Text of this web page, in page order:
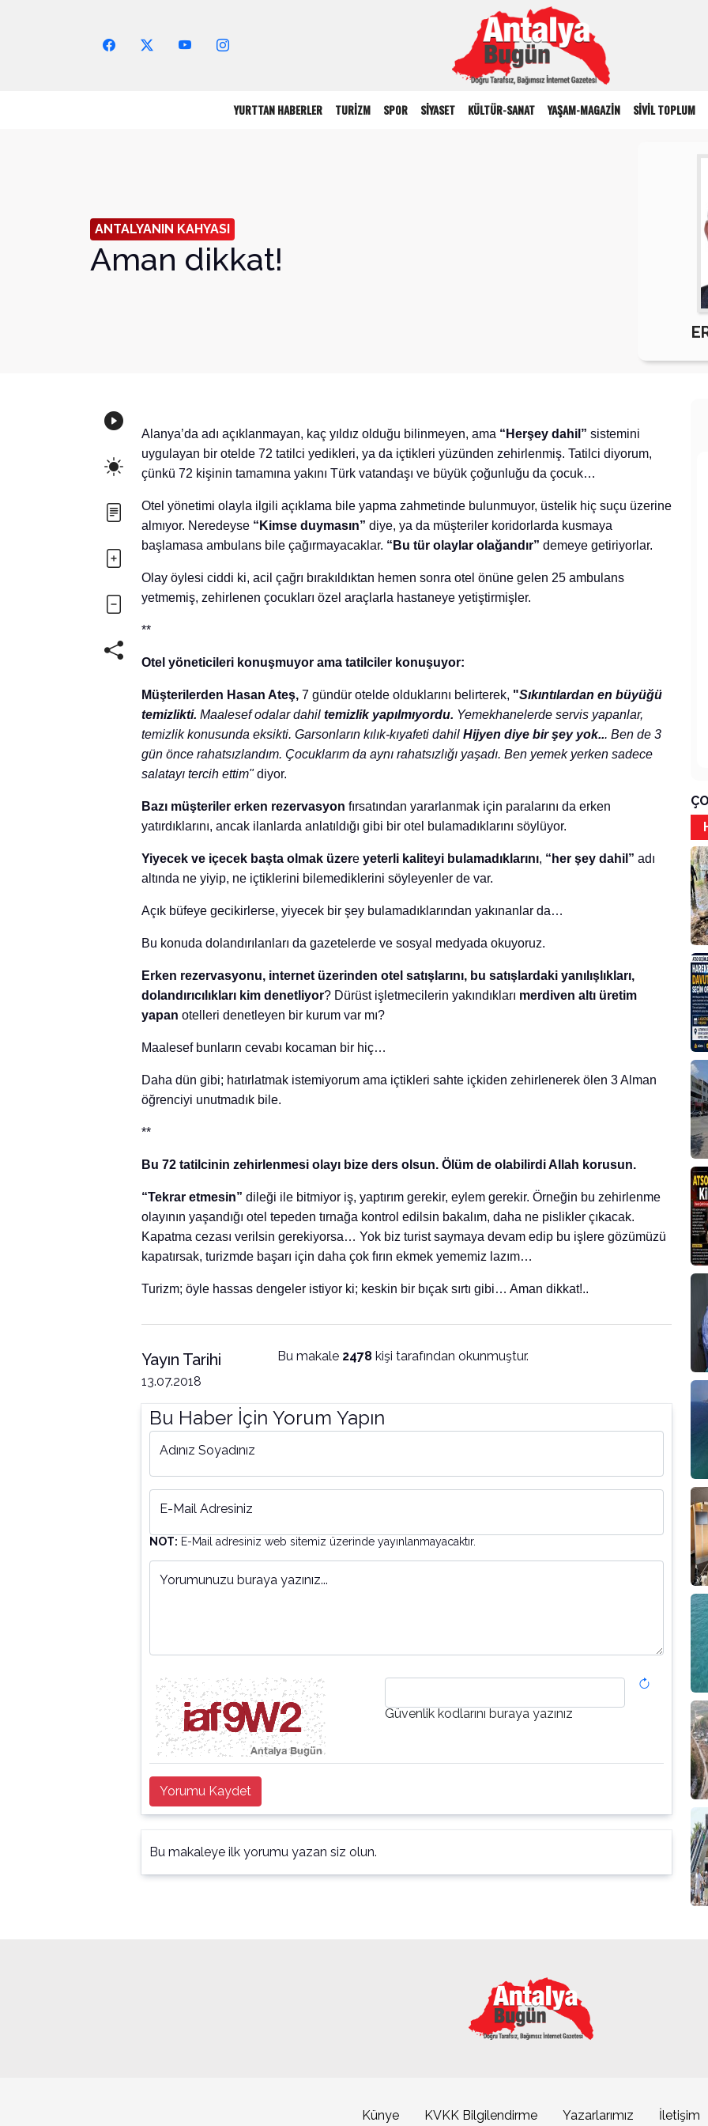
YURTTAN HABERLER TURİZM SPOR SİYASET KÜLTÜR-SANAT YAŞAM-MAGAZİN SİVİL TOPLUM
ANTALYANIN KAHYASI
Aman dikkat!
Alanya’da adı açıklanmayan, kaç yıldız olduğu bilinmeyen, ama “Herşey dahil” sistemini
uygulayan bir otelde 72 tatilci yedikleri, ya da içtikleri yüzünden zehirlenmiş. Tatilci diyorum,
çünkü 72 kişinin tamamına yakını Türk vatandaşı ve büyük çoğunluğu da çocuk…
Otel yönetimi olayla ilgili açıklama bile yapma zahmetinde bulunmuyor, üstelik hiç suçu üzerine
almıyor. Neredeyse “Kimse duymasın” diye, ya da müşteriler koridorlarda kusmaya
başlamasa ambulans bile çağırmayacaklar. “Bu tür olaylar olağandır” demeye getiriyorlar.
Olay öylesi ciddi ki, acil çağrı bırakıldıktan hemen sonra otel önüne gelen 25 ambulans
yetmemiş, zehirlenen çocukları özel araçlarla hastaneye yetiştirmişler.
**
Otel yöneticileri konuşmuyor ama tatilciler konuşuyor:
Müşterilerden Hasan Ateş, 7 gündür otelde olduklarını belirterek, "Sıkıntılardan en büyüğü
temizlikti. Maalesef odalar dahil temizlik yapılmıyordu. Yemekhanelerde servis yapanlar,
temizlik konusunda eksikti. Garsonların kılık-kıyafeti dahil Hijyen diye bir şey yok... Ben de 3
gün önce rahatsızlandım. Çocuklarım da aynı rahatsızlığı yaşadı. Ben yemek yerken sadece
salatayı tercih ettim"diyor.
Bazı müşteriler erken rezervasyon fırsatından yararlanmak için paralarını da erken
yatırdıklarını, ancak ilanlarda anlatıldığı gibi bir otel bulamadıklarını söylüyor.
Yiyecek ve içecek başta olmak üzere yeterli kaliteyi bulamadıklarını, “her şey dahil” adı
altında ne yiyip, ne içtiklerini bilemediklerini söyleyenler de var.
Açık büfeye gecikirlerse, yiyecek bir şey bulamadıklarından yakınanlar da…
Bu konuda dolandırılanları da gazetelerde ve sosyal medyada okuyoruz.
Erken rezervasyonu, internet üzerinden otel satışlarını, bu satışlardaki yanılışlıkları,
dolandırıcılıkları kim denetliyor? Dürüst işletmecilerin yakındıkları merdiven altı üretim
yapan otelleri denetleyen bir kurum var mı?
Maalesef bunların cevabı kocaman bir hiç…
Daha dün gibi; hatırlatmak istemiyorum ama içtikleri sahte içkiden zehirlenerek ölen 3 Alman
öğrenciyi unutmadık bile.
**
Bu 72 tatilcinin zehirlenmesi olayı bize ders olsun. Ölüm de olabilirdi Allah korusun.
“Tekrar etmesin” dileği ile bitmiyor iş, yaptırım gerekir, eylem gerekir. Örneğin bu zehirlenme
olayının yaşandığı otel tepeden tırnağa kontrol edilsin bakalım, daha ne pislikler çıkacak.
Kapatma cezası verilsin gerekiyorsa… Yok biz turist saymaya devam edip bu işlere gözümüzü
kapatırsak, turizmde başarı için daha çok fırın ekmek yememiz lazım…
Turizm; öyle hassas dengeler istiyor ki; keskin bir bıçak sırtı gibi… Aman dikkat!..
Yayın Tarihi
13.07.2018
Bu makale 2478kişi tarafından okunmuştur.
Bu Haber İçin Yorum Yapın
Adınız Soyadınız
E-Mail Adresiniz
NOT: E-Mail adresiniz web sitemiz üzerinde yayınlanmayacaktır.
Yorumunuzu buraya yazınız...
Güvenlik kodlarını buraya yazınız
Yorumu Kaydet
Bu makaleye ilk yorumu yazan siz olun.
Künye KVKK Bilgilendirme Yazarlarımız İletişim
Arama Yap!